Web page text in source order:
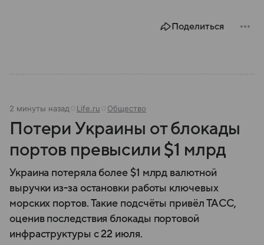
Поделиться
2 минуты назад Life.ru Общество
Потери Украины от блокады
портов превысили $1 млрд
Украина потеряла более $1 млрд валютной
выручки из-за остановки работы ключевых
морских портов. Такие подсчёты привёл ТАСС,
оценив последствия блокады портовой
инфраструктуры с 22 июля.